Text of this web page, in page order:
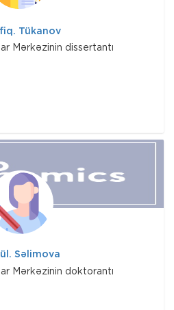
Tükanov
Mərkəzinin dissertantı
Səlimova
Mərkəzinin doktorantı